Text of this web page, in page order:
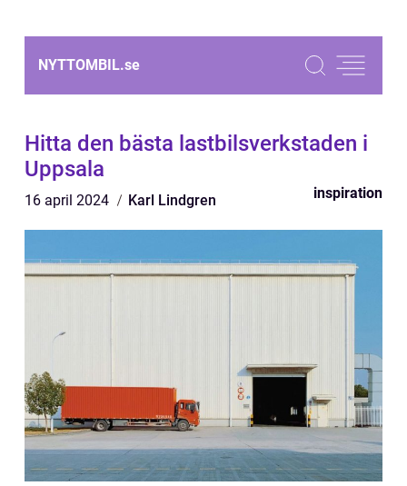
NYTTOMBIL.se
Hitta den bästa lastbilsverkstaden i
Uppsala
16 april 2024 Karl Lindgren inspiration